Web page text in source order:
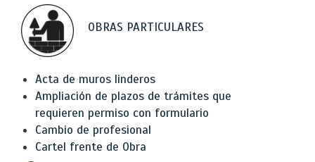
OBRAS PARTICULARES
Acta de muros linderos
Ampliación de plazos de trámites que
requieren permiso con formulario
Cambio de profesional
Cartel frente de Obra